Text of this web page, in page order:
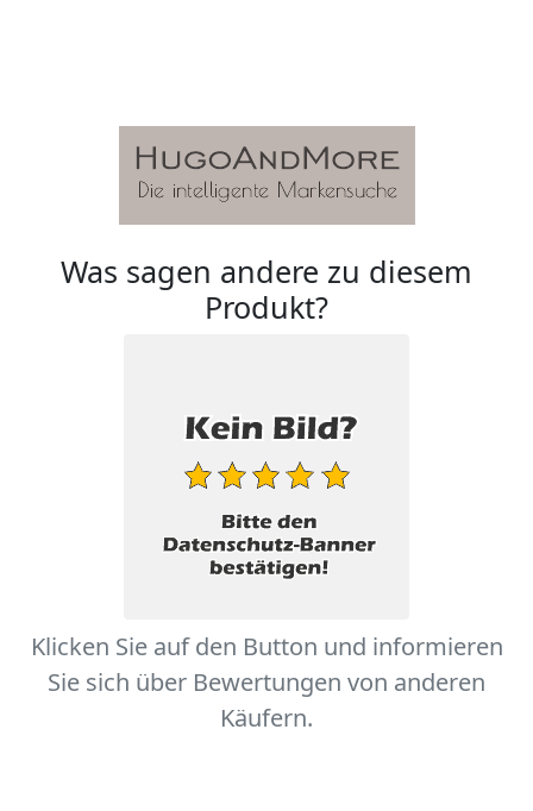
Was sagen andere zu diesem
Produkt?
Klicken Sie auf den Button und informieren
Sie sich über Bewertungen von anderen
Käufern.